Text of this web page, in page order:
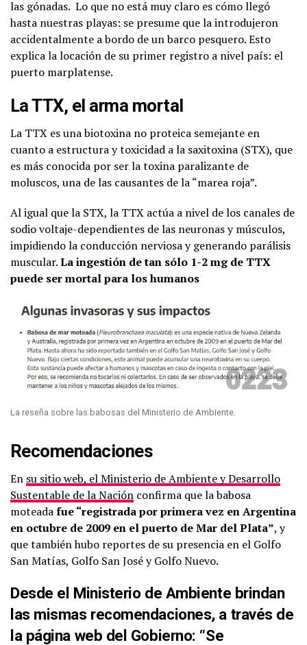
las gónadas. Lo que no está muy claro es cómo llegó
hasta nuestras playas: se presume que la introdujeron
accidentalmente a bordo de un barco pesquero. Esto
explica la locación de su primer registro a nivel país: el
puerto marplatense.
La TTX, el arma mortal
La TTX es una biotoxina no proteica semejante en
cuanto a estructura y toxicidad a la saxitoxina (STX), que
es más conocida por ser la toxina paralizante de
moluscos, una de las causantes de la “marea roja”.
Al igual que la STX, la TTX actúa a nivel de los canales de
sodio voltaje-dependientes de las neuronas y músculos,
impidiendo la conducción nerviosa y generando parálisis
muscular.La ingestión de tan sólo 1-2 mg de TTX
puede ser mortal para los humanos
La reseña sobre las babosas del Ministerio de Ambiente.
Recomendaciones
En su sitio web, el Ministerio de Ambiente y Desarrollo
Sustentable de la Nación confirma que la babosa
moteadafue “registrada por primera vez en Argentina
en octubre de 2009 en el puerto de Mar del Plata”, y
que también hubo reportes de su presencia en el Golfo
San Matías, Golfo San José y Golfo Nuevo.
Desde el Ministerio de Ambiente brindan
las mismas recomendaciones, a través de
la página web del Gobierno: “Se